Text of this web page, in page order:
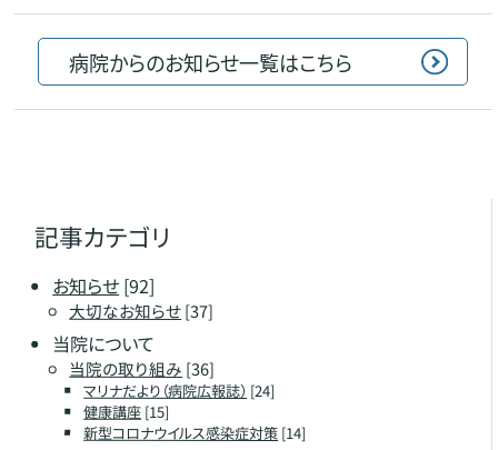
病院からのお知らせ一覧はこちら
記事カテゴリ
お知らせ [92]
大切なお知らせ[37]
当院について
当院の取り組み [36]
マリナだより（病院広報誌） [24]
健康講座[15]
新型コロナウイルス感染症対策[14]